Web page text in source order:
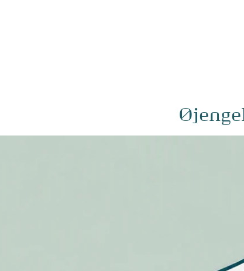
Øjengel